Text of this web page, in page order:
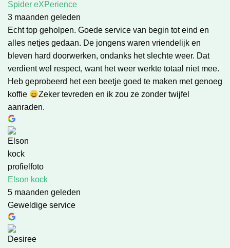
Spider eXPerience
3 maanden geleden
Echt top geholpen. Goede service van begin tot eind en
alles netjes gedaan. De jongens waren vriendelijk en
bleven hard doorwerken, ondanks het slechte weer. Dat
verdient wel respect, want het weer werkte totaal niet mee.
Heb geprobeerd het een beetje goed te maken met genoeg
koffie
Zeker tevreden en ik zou ze zonder twijfel
aanraden.
Elson kock
5 maanden geleden
Geweldige service